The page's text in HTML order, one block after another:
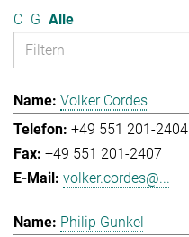
C G Alle
Volker Cordes
+49 551 201-2404
+49 551 201-2407
volker.cordes@...
Philip Gunkel